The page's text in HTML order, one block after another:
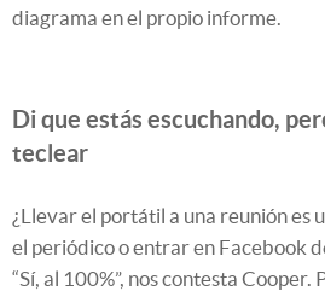
diagrama en el propio informe.
Di que estás escuchando,
teclear
¿Llevar el portátil a una reunión es
el periódico o entrar en Facebook
“Sí, al 100%”, nos contesta Cooper.